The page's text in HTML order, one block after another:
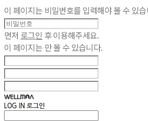
이 페이지는 비밀번호를 입력해야 볼 수 있
먼저 로그인 후 이용해주세요.
이 페이지는 만 볼 수 있습니다.
LOG IN 로그인